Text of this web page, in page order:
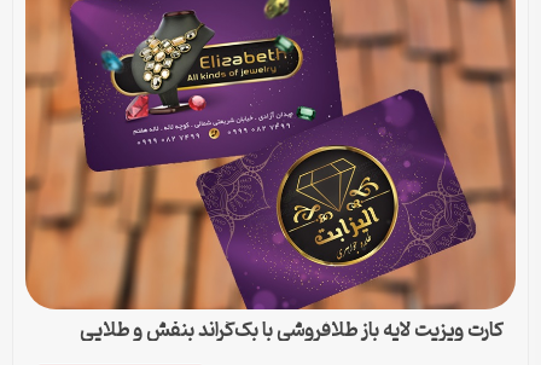
کارت ویزیت لایه باز طلافروشی با بک‌گراند بنفش و طلایی